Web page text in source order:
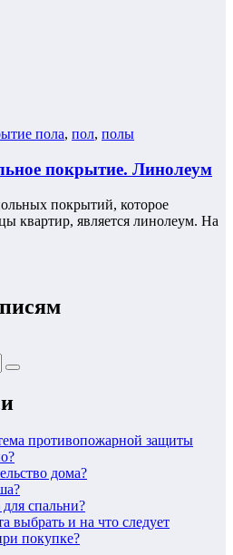
пола, пол, полы
покрытие. Линолеум
покрытий, которое
квартир, является линолеум. На
противопожарной защиты
дома?
спальни?
выбрать и на что следует
покупке?